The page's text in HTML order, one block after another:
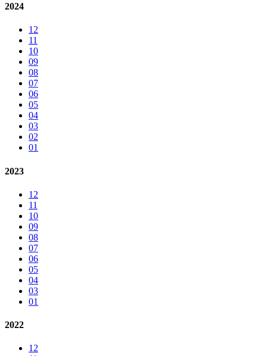
2024
12
11
10
09
08
07
06
05
04
03
02
01
2023
12
11
10
09
08
07
06
05
04
03
01
2022
12